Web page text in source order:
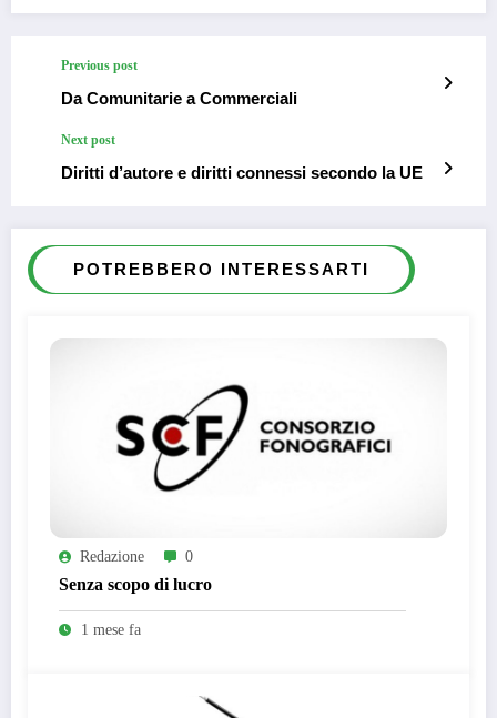
Previous post
Da Comunitarie a Commerciali
Next post
Diritti d’autore e diritti connessi secondo la UE
POTREBBERO INTERESSARTI
Redazione 0
Senza scopo di lucro
1 mese fa